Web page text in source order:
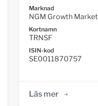
Marknad
NGM Growth Market
Kortnamn
TRNSF
ISIN-kod
SE0011870757
Läs mer